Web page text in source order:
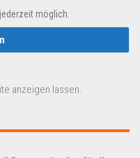
möglich.
anzeigen lassen.